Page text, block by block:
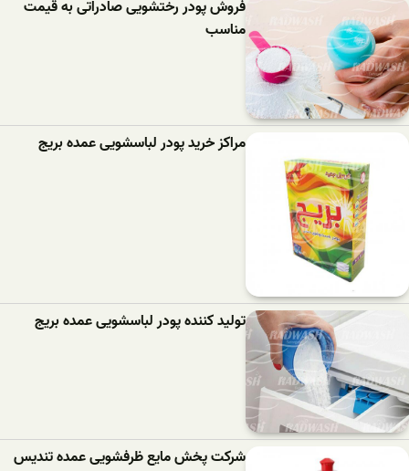
فروش پودر رختشویی صادراتی به قیمت
مناسب
مراکز خرید پودر لباسشویی عمده بریج
تولید کننده پودر لباسشویی عمده بریج
شرکت پخش مایع ظرفشویی عمده تندیس